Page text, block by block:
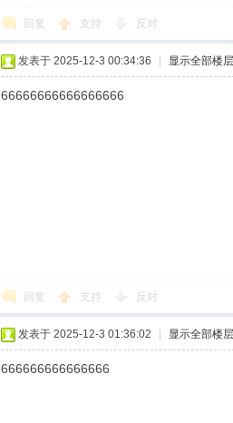
回复 支持 反对
发表于 2025-12-3 00:34:36 显示全部楼层
66666666666666666
回复 支持 反对
发表于 2025-12-3 01:36:02 显示全部楼层
666666666666666